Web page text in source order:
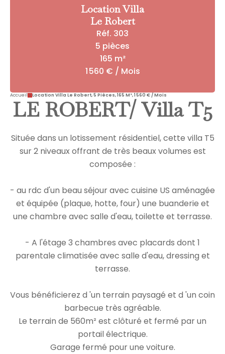
Location Villa
Le Robert
Réf. 303
5 pièces
165 m²
1 560 € / Mois
Accueil Location Villa Le Robert, 5 Pièces, 165 M², 1 560 € / Mois
LE ROBERT/ Villa T5
Située dans un lotissement résidentiel, cette villa T5
sur 2 niveaux offrant de très beaux volumes est
composée :
- au rdc d'un beau séjour avec cuisine US aménagée
et équipée (plaque, hotte, four) une buanderie et
une chambre avec salle d'eau, toilette et terrasse.
- A l'étage 3 chambres avec placards dont 1
parentale climatisée avec salle d'eau, dressing et
terrasse.
Vous bénéficierez d 'un terrain paysagé et d 'un coin
barbecue très agréable.
Le terrain de 560m² est clôturé et fermé par un
portail électrique.
Garage fermé pour une voiture.